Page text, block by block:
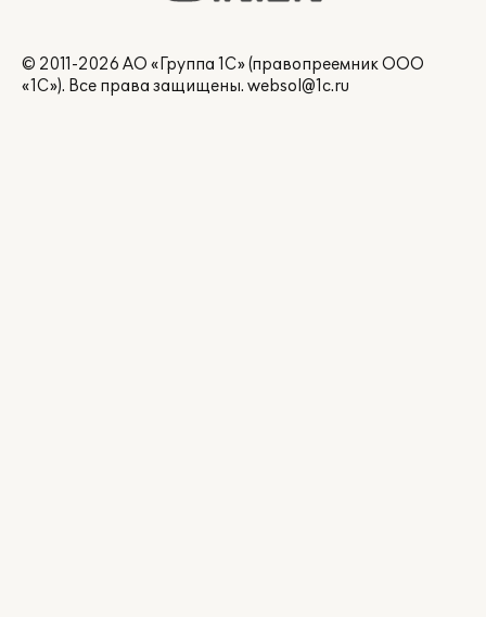
© 2011-2026 АО «Группа 1С» (правопреемник ООО
«1С»). Все права защищены. websol@1c.ru